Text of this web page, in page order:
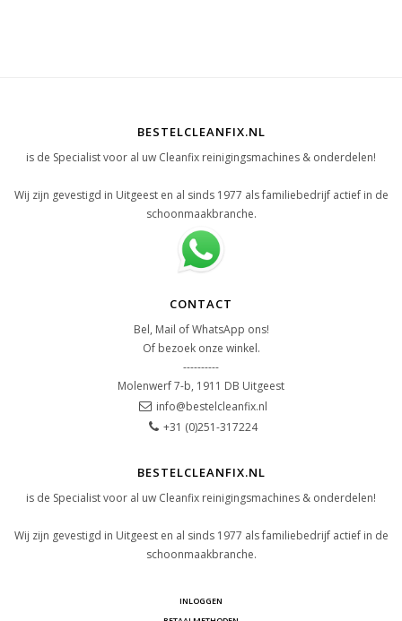
BESTELCLEANFIX.NL
is de Specialist voor al uw Cleanfix reinigingsmachines & onderdelen!
Wij zijn gevestigd in Uitgeest en al sinds 1977 als familiebedrijf actief in de
schoonmaakbranche.
CONTACT
Bel, Mail of WhatsApp ons!
Of bezoek onze winkel.
----------
Molenwerf 7-b, 1911 DB Uitgeest
info@bestelcleanfix.nl
+31 (0)251-317224
BESTELCLEANFIX.NL
is de Specialist voor al uw Cleanfix reinigingsmachines & onderdelen!
Wij zijn gevestigd in Uitgeest en al sinds 1977 als familiebedrijf actief in de
schoonmaakbranche.
INLOGGEN